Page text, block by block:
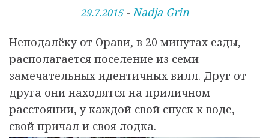
О
у
б
л
и
к
о
29.7.2015-Nadja Grin
Неподалёку от Орави, в 20 минутах езды,
располагается поселение из семи
замечательных идентичных вилл. Друг от
друга они находятся на приличном
расстоянии, у каждой свой спуск к воде,
свой причал и своя лодка.